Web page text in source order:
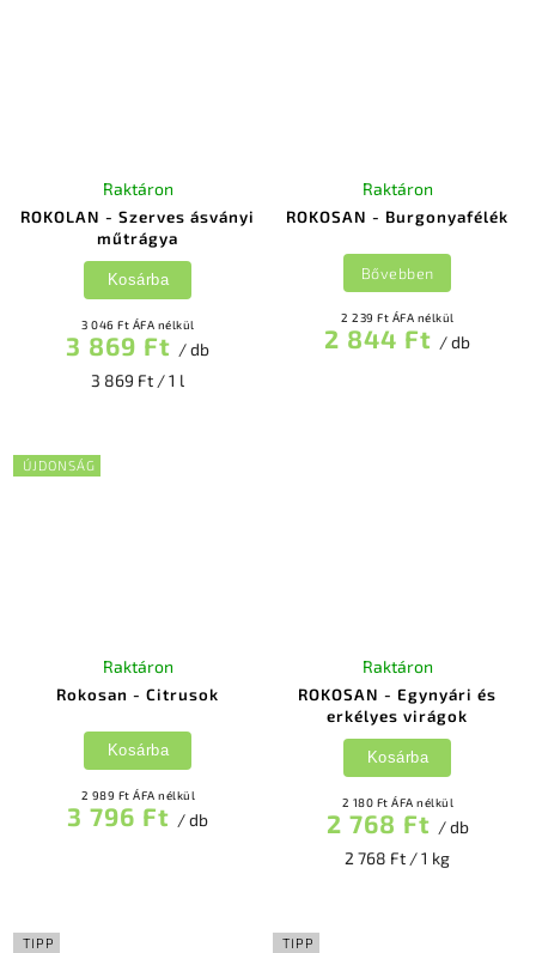
ROKOLAN - Szerves ásványi
műtrágya
Raktáron
3 046 Ft ÁFA nélkül
3 869 Ft / db
3 869 Ft / 1 l
Kosárba
ROKOSAN - Burgonyafélék
Raktáron
2 239 Ft ÁFA nélkül
2 844 Ft / db
Bővebben
ÚJDONSÁG
Rokosan - Citrusok
Raktáron
2 989 Ft ÁFA nélkül
3 796 Ft / db
Kosárba
ROKOSAN - Egynyári és
erkélyes virágok
Raktáron
2 180 Ft ÁFA nélkül
2 768 Ft / db
2 768 Ft / 1 kg
Kosárba
TIPP TIPP